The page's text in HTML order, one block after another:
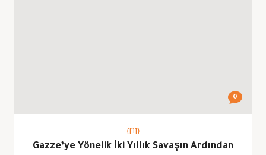
0
{[1]}
Gazze’ye Yönelik İki Yıllık Savaşın Ardından